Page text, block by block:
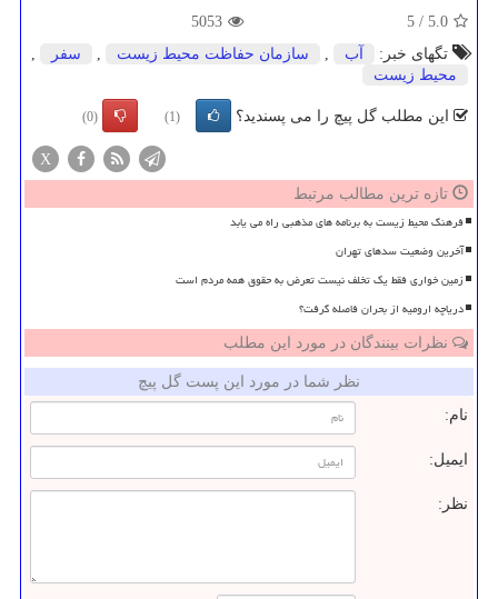
5.0
/
5
5053
تگهای خبر:
آب , سازمان حفاظت محیط زیست , سفر
,
محیط زیست
این مطلب گل پیچ را می پسندید؟ (1)
(0)
X
تازه ترین مطالب مرتبط
فرهنگ محیط زیست به برنامه های مذهبی راه می یابد
آخرین وضعیت سدهای تهران
زمین خواری فقط یک تخلف نیست تعرض به حقوق همه مردم است
دریاچه ارومیه از بحران فاصله گرفت؟
نظرات بینندگان در مورد این مطلب
نظر شما در مورد این پست گل پیچ
نام:
ایمیل:
نظر: